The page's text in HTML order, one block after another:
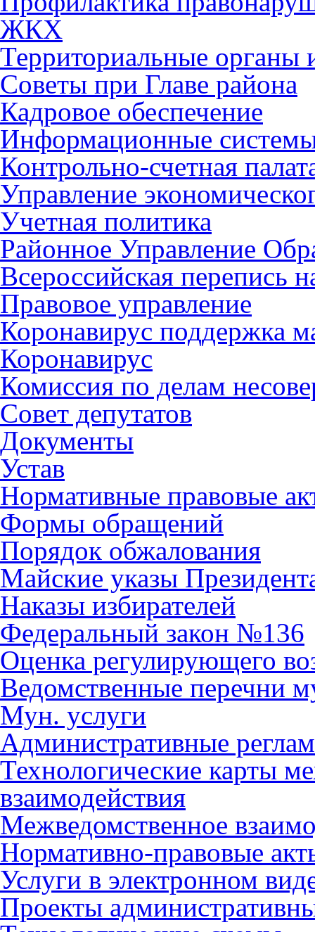
ЖКХ
Территориальные органы
Советы при Главе района
Кадровое обеспечение
Информационные
Контрольно-счетная
Управление
Учетная политика
Районное Управление
Всероссийская перепись
Правовое управление
Коронавирус поддержка
Коронавирус
Комиссия по делам
Совет депутатов
Документы
Устав
Нормативные правовые
Формы обращений
Порядок обжалования
Майские указы
Наказы избирателей
Федеральный закон №136
Оценка регулирующего
Ведомственные перечни
Мун. услуги
Административные
Технологические карты
взаимодействия
Межведомственное
Нормативно-правовые
Услуги в электронном
Проекты